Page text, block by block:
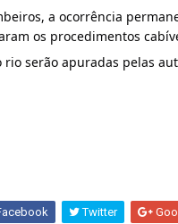
a ocorrência
os procedimentos
serão apuradas pelas
Twitter